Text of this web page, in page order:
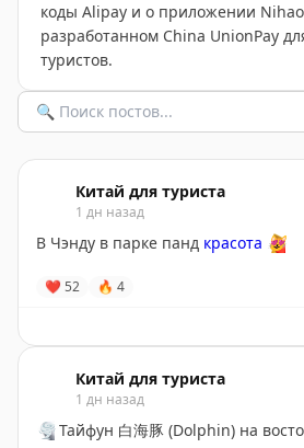
коды Alipay и о приложении
разработанном China UnionPay
туристов.
Китай для туриста
1 дн назад
В Чэнду в парке панд красота 😻
❤ 52 🔥 4
Китай для туриста
1 дн назад
🌪️Тайфун 白海豚 (Dolphin) на